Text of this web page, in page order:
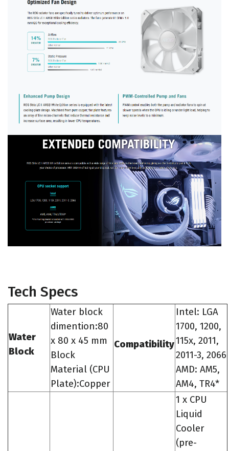
Tech Specs
Water
Block
Water block
dimention:80
x 80 x 45 mm
Block
Material (CPU
Plate):Copper
Compatibility
Intel: LGA
1700, 1200,
115x, 2011,
2011-3, 2066
AMD: AM5,
AM4, TR4*
1 x CPU
Liquid
Cooler
(pre-